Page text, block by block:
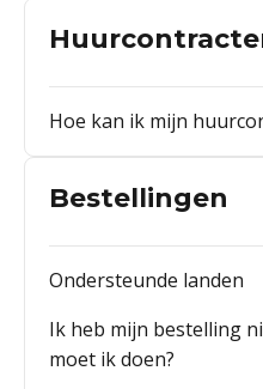
Hoe kan ik mijn
Bestellingen
Ondersteunde landen
Ik heb mijn bestelling
moet ik doen?